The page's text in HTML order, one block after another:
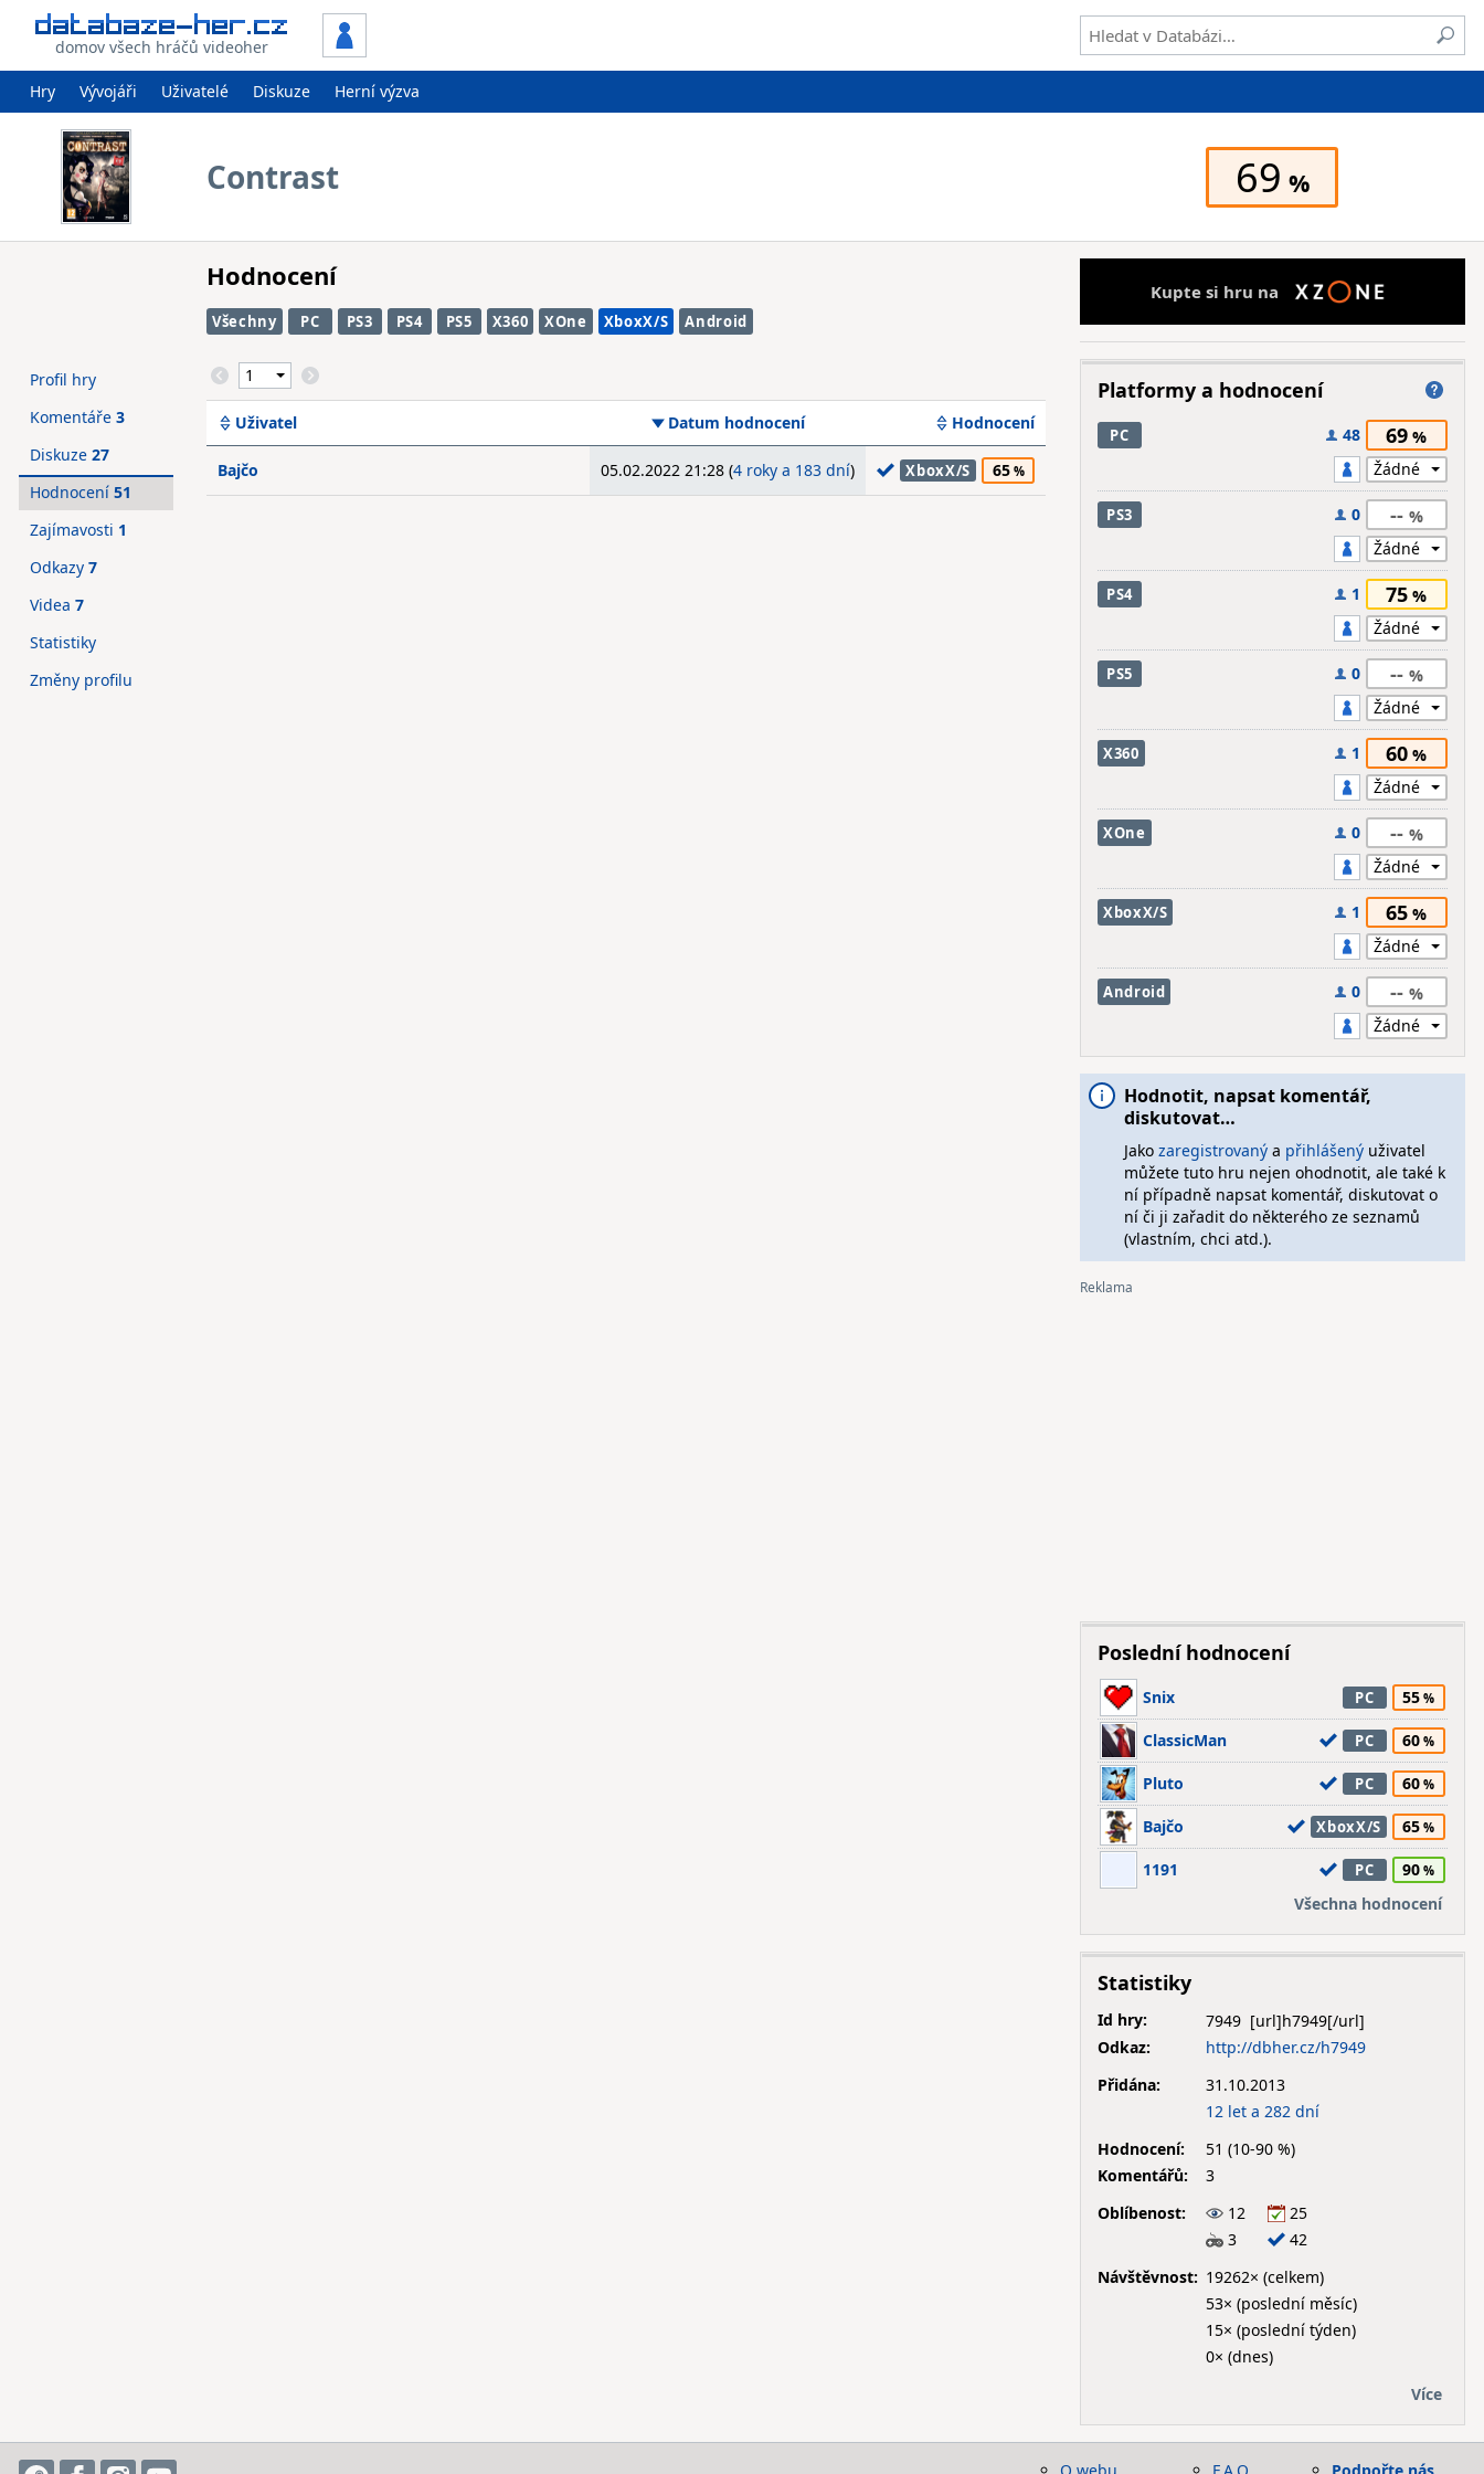
domov všech hráčů videoher
Hry Vývojáři Uživatelé Diskuze Herní výzva
Contrast 69
Hodnocení
Všechny PC PS3 PS4 PS5 X360 XOne XboxX/S Android
Uživatel Datum hodnocení Hodnocení
Bajčo 05.02.2022 21:28 (4 roky a 183 dní) XboxX/S 65
Profil hry
Komentáře 3
Diskuze 27
Hodnocení 51
Zajímavosti 1
Odkazy 7
Videa 7
Statistiky
Změny profilu
Kupte si hru na
Platformy a hodnocení
PC 48 69
PS3 0 --
PS4 1 75
PS5 0 --
X360 1 60
XOne 0 --
XboxX/S 1 65
Android 0 --
Hodnotit, napsat komentář,
diskutovat…
Jako zaregistrovanýa přihlášenýuživatel
můžete tuto hru nejen ohodnotit, ale také k
ní případně napsat komentář, diskutovat o
ní či ji zařadit do některého ze seznamů
(vlastním, chci atd.).
Poslední hodnocení
Snix PC 55
ClassicMan PC 60
Pluto PC 60
Bajčo XboxX/S 65
1191 PC
90
Všechna hodnocení
Statistiky
Id hry:
7949
Odkaz:
http://dbher.cz/h7949
Přidána:
31.10.2013
12 let a 282 dní
Hodnocení:
51 (10-90 %)
Komentářů:
3
Oblíbenost:
12
25
3
42
Návštěvnost: 19262× (celkem)
53× (poslední měsíc)
15× (poslední týden)
0× (dnes)
Více